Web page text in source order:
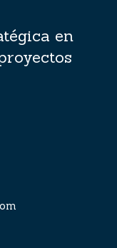
en